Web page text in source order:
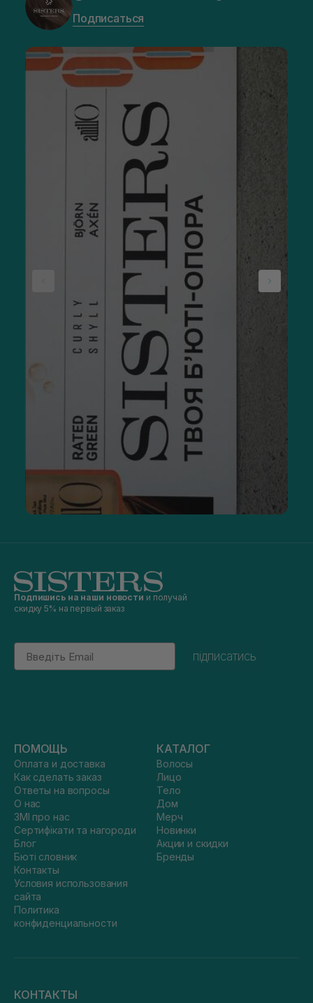
Подписаться
Подпишись на наши новости и получай
скидку 5% на первый заказ
Email
підписатись
ПОМОЩЬ
Оплата и доставка
Как сделать заказ
Ответы на вопросы
О нас
ЗМІ про нас
Сертифікати та нагороди
Блог
Бюті словник
Контакты
Условия использования
сайта
Политика
конфиденциальности
КАТАЛОГ
Волосы
Лицо
Тело
Дом
Мерч
Новинки
Акции и скидки
Бренды
КОНТАКТЫ